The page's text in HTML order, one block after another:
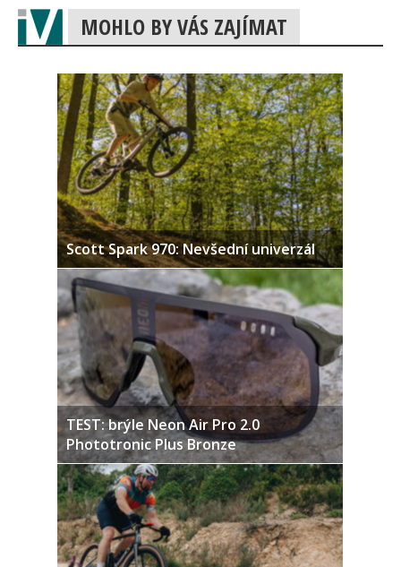
MOHLO BY VÁS ZAJÍMAT
Scott Spark 970: Nevšední univerzál
TEST: brýle Neon Air Pro 2.0
Phototronic Plus Bronze